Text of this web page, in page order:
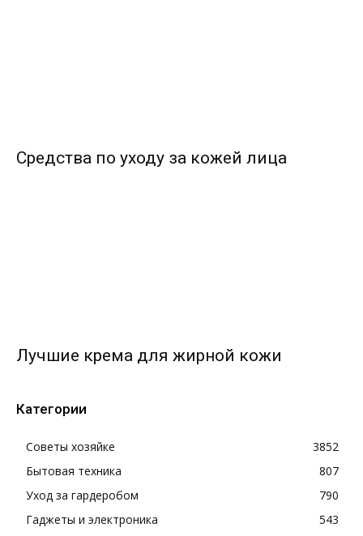
Средства по уходу за кожей лица
Лучшие крема для жирной кожи
Категории
Советы хозяйке
3852
Бытовая техника
807
Уход за гардеробом
790
Гаджеты и электроника
543